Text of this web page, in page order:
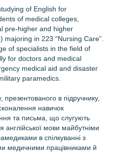
of English for
of medical colleges,
pre-higher and higher
in 223 “Nursing Care”.
of specialists in the field of
for doctors and medical
medical aid and disaster
paramedics.
презентованого в підручнику,
навичок
та письма, що слугують
англійської мови майбутніми
в спілкуванні з
медичними працівниками й